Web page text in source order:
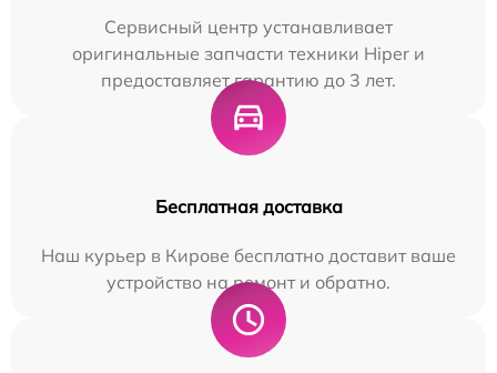
Сервисный центр устанавливает
оригинальные запчасти техники Hiper и
предоставляет гарантию до 3 лет.
Бесплатная доставка
Наш курьер в Кирове бесплатно доставит ваше
устройство на ремонт и обратно.